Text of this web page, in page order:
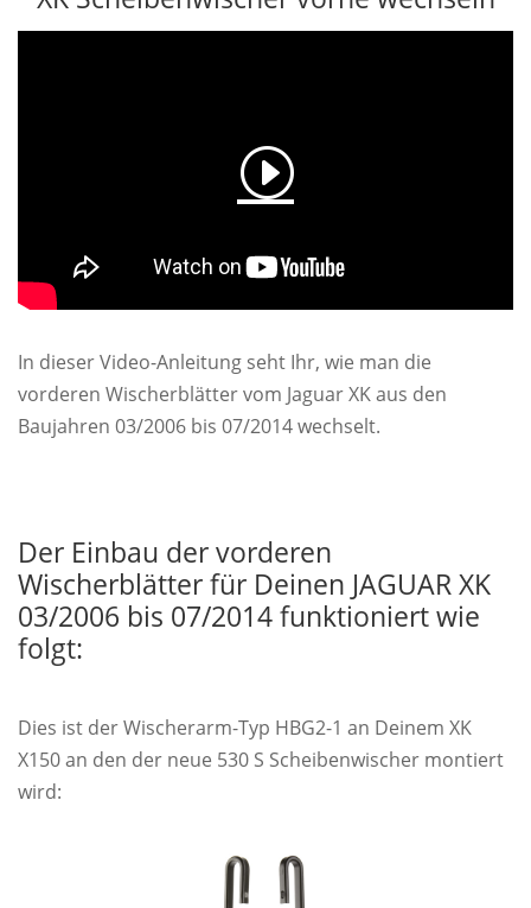
In dieser Video-Anleitung seht Ihr, wie man die
vorderen Wischerblätter vom Jaguar XK aus den
Baujahren 03/2006 bis 07/2014 wechselt.
Der Einbau der vorderen
Wischerblätter für Deinen JAGUAR XK
03/2006 bis 07/2014 funktioniert wie
folgt:
Dies ist der Wischerarm-Typ HBG2-1 an Deinem XK
X150 an den der neue 530 S Scheibenwischer montiert
wird: